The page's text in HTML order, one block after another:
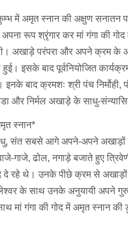
में अमृत स्नान की अक्षुण सनातन
अपना रूप श्रृंगार कर मां गंगा की
अखाड़े परंपरा और अपने क्रम
इसके बाद पूर्वनियोजित
बाद क्रमशः श्री पंच निर्मोही,
और निर्मल अखाड़े के साधु-
स्नान*
संत सबसे आगे अपने-अपने अखाड़ों
गाजे, ढोल, नगाड़े बजाते हुए
दे रहे थे। उनके पीछे क्रम से
के साथ उनके अनुयायी अपने
गंगा की गोद में अमृत स्नान की